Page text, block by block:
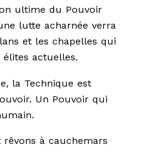
ultime du Pouvoir
lutte acharnée verra
et les chapelles qui
actuelles.
la Technique est
Un Pouvoir qui
à cauchemars